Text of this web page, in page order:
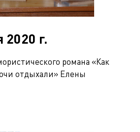
2020 г.
романа «Как
отдыхали» Елены